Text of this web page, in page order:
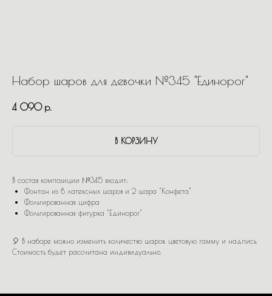
Набор шаров для девочки №345 "Единорог"
4 090 р.
В КОРЗИНУ
В состав композиции №345 входит:
Фонтан из 8 латексных шаров и 2 шара "Конфета"
Фольгированная цифра
Фольгированная фигурка "Единорог"
🎈 В наборе можно изменить количество шаров, цветовую гамму и надпись.
Стоимость будет рассчитана индивидуально.